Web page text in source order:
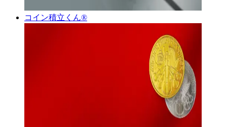
コイン積立くん®︎